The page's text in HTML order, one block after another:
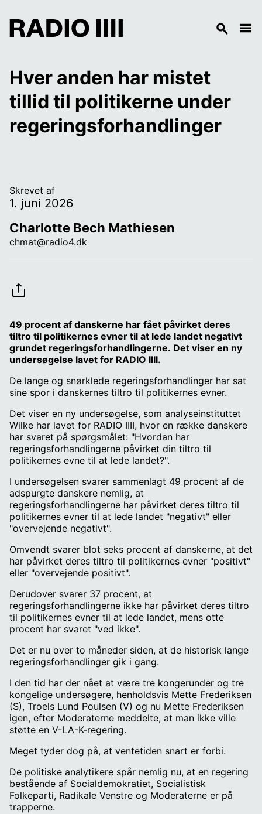
Hver anden har mistet
tillid til politikerne under
regeringsforhandlinger
Skrevet af
1. juni 2026
Charlotte Bech Mathiesen
chmat@radio4.dk
49 procent af danskerne har fået påvirket deres
tiltro til politikernes evner til at lede landet negativt
grundet regeringsforhandlingerne. Det viser en ny
undersøgelse lavet for RADIO IIII.
De lange og snørklede regeringsforhandlinger har sat
sine spor i danskernes tiltro til politikernes evner.
Det viser en ny undersøgelse, som analyseinstituttet
Wilke har lavet for RADIO IIII, hvor en række danskere
har svaret på spørgsmålet: "Hvordan har
regeringsforhandlingerne påvirket din tiltro til
politikernes evne til at lede landet?".
I undersøgelsen svarer sammenlagt 49 procent af de
adspurgte danskere nemlig, at
regeringsforhandlingerne har påvirket deres tiltro til
politikernes evner til at lede landet "negativt" eller
"overvejende negativt".
Omvendt svarer blot seks procent af danskerne, at det
har påvirket deres tiltro til politikernes evner "positivt"
eller "overvejende positivt".
Derudover svarer 37 procent, at
regeringsforhandlingerne ikke har påvirket deres tiltro
til politikernes evner til at lede landet, mens otte
procent har svaret "ved ikke".
Det er nu over to måneder siden, at de historisk lange
regeringsforhandlinger gik i gang.
I den tid har der nået at være tre kongerunder og tre
kongelige undersøgere, henholdsvis Mette Frederiksen
(S), Troels Lund Poulsen (V) og nu Mette Frederiksen
igen, efter Moderaterne meddelte, at man ikke ville
støtte en V-LA-K-regering.
Meget tyder dog på, at ventetiden snart er forbi.
De politiske analytikere spår nemlig nu, at en regering
bestående af Socialdemokratiet, Socialistisk
Folkeparti, Radikale Venstre og Moderaterne er på
trapperne.